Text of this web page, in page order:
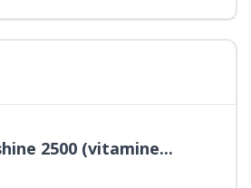
2500 (vitamine...